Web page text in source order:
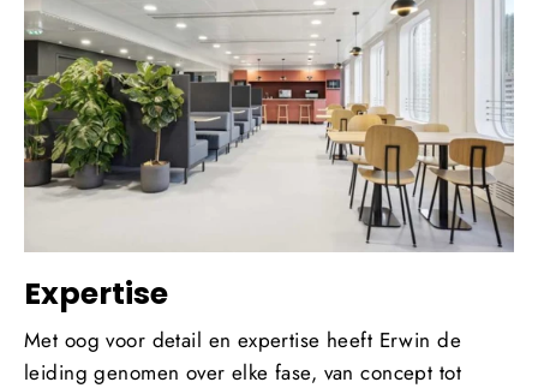
Expertise
Met oog voor detail en expertise heeft Erwin de
leiding genomen over elke fase, van concept tot